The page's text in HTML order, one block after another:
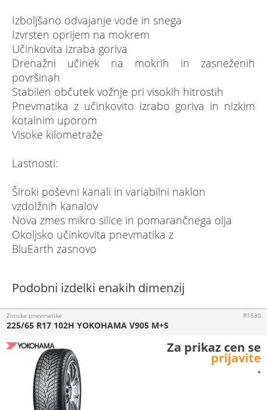
Izboljšano odvajanje vode in snega
Izvrsten oprijem na mokrem
Učinkovita izraba goriva
Drenažni učinek na mokrih in zasneženih
površinah
Stabilen občutek vožnje pri visokih hitrostih
Pnevmatika z učinkovito izrabo goriva in nizkim
kotalnim uporom
Visoke kilometraže
Lastnosti:
Široki poševni kanali in variabilni naklon
vzdolžnih kanalov
Nova zmes mikro silice in pomarančnega olja
Okoljsko učinkovita pnevmatika z
BluEarth zasnovo
Podobni izdelki enakih dimenzij
Zimske pnevmatike
225/65 R17 102H YOKOHAMA V905 M+S
R1630
Za prikaz cen se
prijavite
.